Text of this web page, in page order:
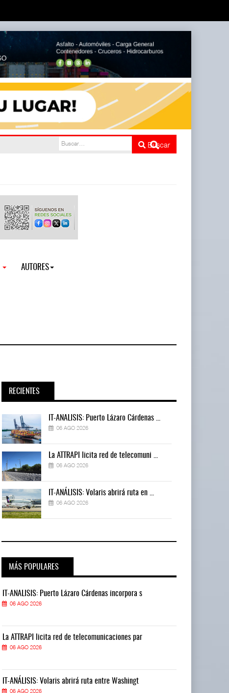
Buscar
AUTORES
RECIENTES
IT-ANÁLISIS: Puerto Lázaro Cárdenas ...
06 AGO 2026
La ATTRAPI licita red de telecomuni ...
06 AGO 2026
IT-ANÁLISIS: Volaris abrirá ruta en ...
06 AGO 2026
MÁS POPULARES
IT-ANÁLISIS: Puerto Lázaro Cárdenas incorpora s
06 AGO 2026
La ATTRAPI licita red de telecomunicaciones par
06 AGO 2026
IT-ANÁLISIS: Volaris abrirá ruta entre Washingt
06 AGO 2026